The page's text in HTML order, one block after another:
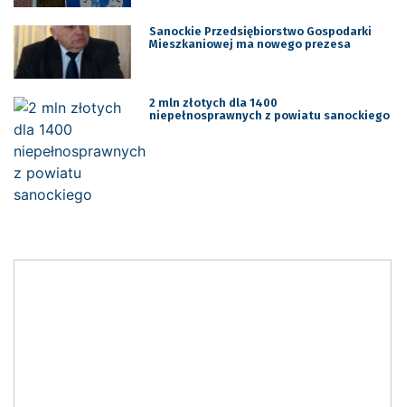
Sanockie Przedsiębiorstwo Gospodarki
Mieszkaniowej ma nowego prezesa
2 mln złotych dla 1400
niepełnosprawnych z powiatu sanockiego